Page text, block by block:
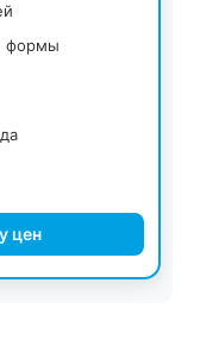
формы
цен